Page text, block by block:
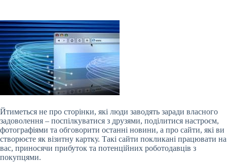
Йтиметься не про сторінки, які люди заводять заради власного
задоволення – поспілкуватися з друзями, поділитися настроєм,
фотографіями та обговорити останні новини, а про сайти, які ви
створюєте як візитну картку. Такі сайти покликані працювати на
вас, приносячи прибуток та потенційних роботодавців з
покупцями.